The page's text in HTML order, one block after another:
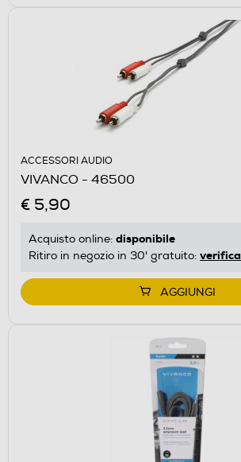
ACCESSORI AUDIO
VIVANCO - 46500
€ 5,90
Acquisto online: disponibile
Ritiro in negozio in 30' gratuito: verifica
AGGIUNGI